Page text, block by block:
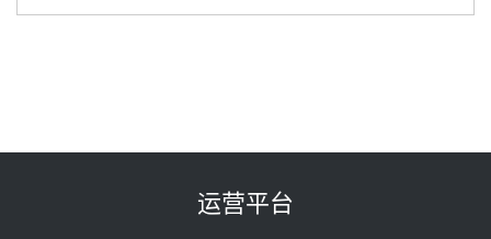
电机组灵活性改造项目三元液态盐
运营平台